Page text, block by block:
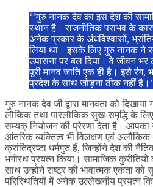
‘‘गुरु नानक देव का इस देश की
स्थान है। राजनीतिक पराभव के
अनेक प्रकार के अंधविश्वासों,
लिया था। इसके लिए गुरु नानक ने
उपासना पर बल दिया। वे जीवन भर
पूरी मानव जाति एक ही है। इसे रंग,
प्रदेश के साथ जोड़ना ठीक नहीं
गुरु नानक देव जी द्वारा मानवता को दिखाया
लौकिक तथा पारलौकिक सुख-समृद्धि के
सम्यक् नियोजन की प्रेरणा देता है। आपका
आंतरिक व्यक्तित्व भी विलक्षण एवं
क्रांतिद्रष्टा धर्मगुरु हैं, जिन्होंने देश की
भगीरथ प्रयत्न किया। सामाजिक
साथ उन्होंने राष्ट्र की भावात्मक एकता
परिस्थितियों में अनेक उल्लेखनीय प्रयत्न